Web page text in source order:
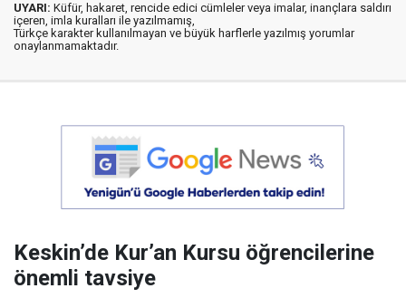
UYARI: Küfür, hakaret, rencide edici cümleler veya imalar, inançlara saldırı
içeren, imla kuralları ile yazılmamış,
Türkçe karakter kullanılmayan ve büyük harflerle yazılmış yorumlar
onaylanmamaktadır.
Keskin’de Kur’an Kursu öğrencilerine
önemli tavsiye